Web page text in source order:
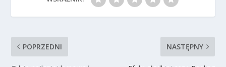
POPRZEDNI NASTĘPNY